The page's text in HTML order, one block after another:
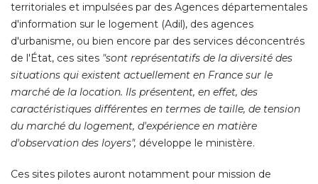
territoriales et impulsées par des Agences départementales
d'information sur le logement (Adil), des agences
d'urbanisme, ou bien encore par des services déconcentrés
de l'État, ces sites "sont représentatifs de la diversité des
situations qui existent actuellement en France sur le
marché de la location. Ils présentent, en effet, des
caractéristiques différentes en termes de taille, de tension
du marché du logement, d'expérience en matière
d'observation des loyers", développe le ministère.
Ces sites pilotes auront notamment pour mission de